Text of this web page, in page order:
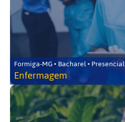
Formiga-MG • Bacharel • Presencial
Enfermagem